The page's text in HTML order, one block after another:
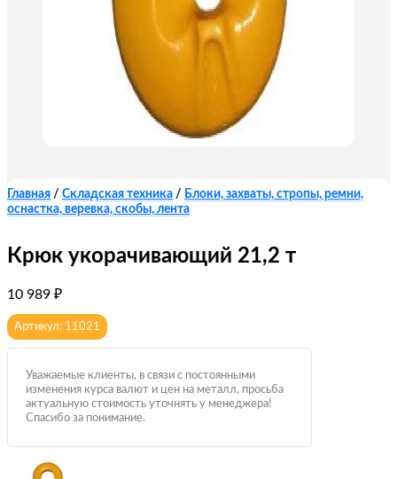
Главная / Складская техника / Блоки, захваты, стропы, ремни,
оснастка, веревка, скобы, лента
Крюк укорачивающий 21,2 т
10 989 ₽
Артикул: 11021
Уважаемые клиенты, в связи с постоянными
изменения курса валют и цен на металл, просьба
актуальную стоимость уточнять у менеджера!
Спасибо за понимание.